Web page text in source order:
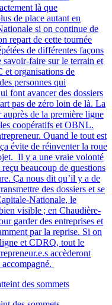
là que
de place autant en
si on continue de
repart de cette tournée
de différentes façons
faire sur le terrain et
et organisations de
personnes qui
font avancer des dossiers
pas de zéro loin de là. La
de la première ligne
coopératifs et OBNL.
Quand le tout est
évite de réinventer la roue
Il y a une vraie volonté
beaucoup de questions
Ça nous dit qu’il y a de
des dossiers et se
Nationale, le
visible ; en Chaudière-
garder des entreprises et
par la reprise. Si on
et CDRQ, tout le
accèderont